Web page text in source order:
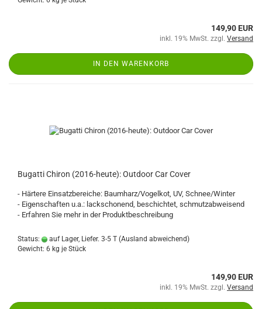
149,90 EUR
inkl. 19% MwSt. zzgl. Versand
IN DEN WARENKORB
Bugatti Chiron (2016-heute): Outdoor Car Cover
- Härtere Einsatzbereiche: Baumharz/Vogelkot, UV, Schnee/Winter
- Eigenschaften u.a.: lackschonend, beschichtet, schmutzabweisend
- Erfahren Sie mehr in der Produktbeschreibung
Status: auf Lager, Liefer. 3-5 T (Ausland abweichend)
Gewicht: 6 kg je Stück
149,90 EUR
inkl. 19% MwSt. zzgl. Versand